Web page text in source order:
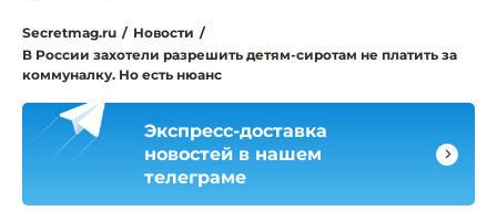
Secretmag.ru / Новости /
В России захотели разрешить детям-сиротам не платить за
коммуналку. Но есть нюанс
Экспресс-доставка
новостей в нашем
телеграме